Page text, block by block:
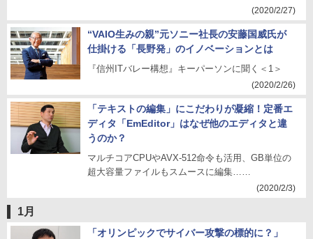
(2020/2/27)
“VAIO生みの親”元ソニー社長の安藤国威氏が
仕掛ける「長野発」のイノベーションとは
『信州ITバレー構想』キーパーソンに聞く＜1＞
(2020/2/26)
「テキストの編集」にこだわりが凝縮！定番エ
ディタ「EmEditor」はなぜ他のエディタと違
うのか？
マルチコアCPUやAVX-512命令も活用、GB単位の
超大容量ファイルもスムースに編集……
(2020/2/3)
1月
「オリンピックでサイバー攻撃の標的に？」